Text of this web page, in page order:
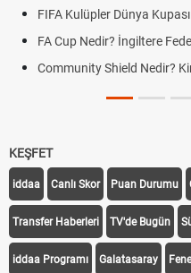
FIFA Kulüpler Dünya
FA Cup Nedir? İngiltere
Community Shield Nedir?
KEŞFET
iddaa Canlı Skor Puan Durumu
Transfer Haberleri TV'de Bugün
iddaa Programı Galatasaray